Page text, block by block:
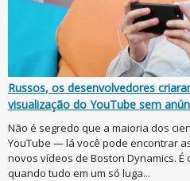
Russos, os desenvolvedores
visualização do YouTube sem
Não é segredo que a maioria dos
YouTube — lá você pode encontrar
novos vídeos de Boston Dynamics.
quando tudo em um só luga...